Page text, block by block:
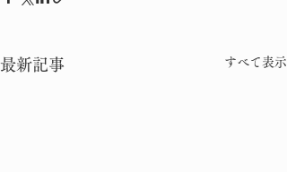
最新記事 すべて表示